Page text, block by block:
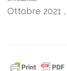
Ottobre 2021 ,